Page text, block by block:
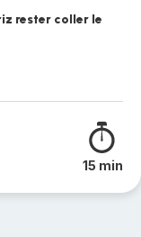
rester coller le
15 min